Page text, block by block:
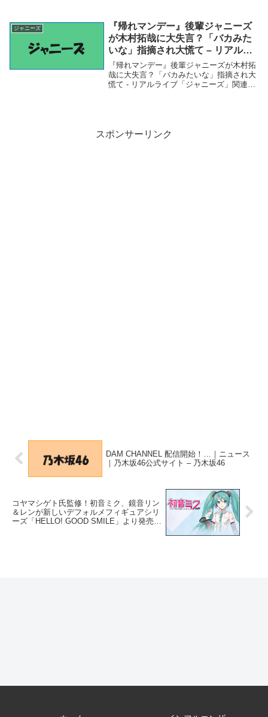
ーズ...
ジャニーズ
『帰れマンデー』後輩ジャニーズ
が木村拓哉に大失言？「バカみた
いな」指摘され大慌て – リアルラ
イブ
『帰れマンデー』後輩ジャニーズが木村拓
哉に大失言？「バカみたいな」指摘され大
慌て - リアルライブ「ジャニーズ」関連商
スポンサーリンク
DAM CHANNEL 配信開始！…｜ニュース
｜乃木坂46公式サイト – 乃木坂46
コヤマシゲト氏監修！初音ミク、鏡音リン
＆レンが新しいデフォルメフィギュアシリ
ーズ「HELLO! GOOD SMILE」より発売開